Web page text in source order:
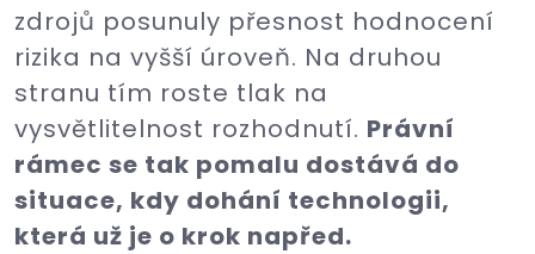
zdrojů posunuly přesnost hodnocení
rizika na vyšší úroveň. Na druhou
stranu tím roste tlak na
vysvětlitelnost rozhodnutí. Právní
rámec se tak pomalu dostává do
situace, kdy dohání technologii,
která už je o krok napřed.